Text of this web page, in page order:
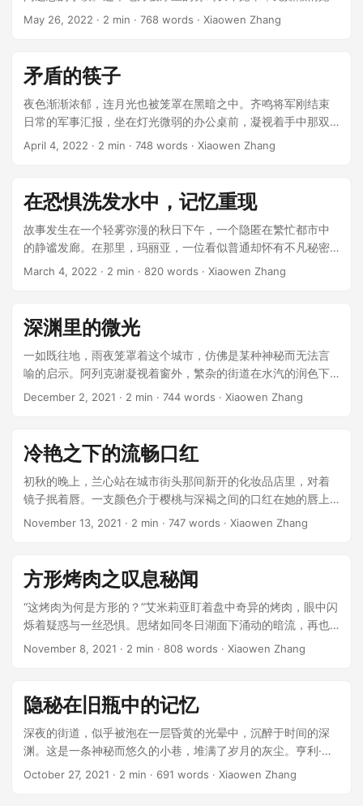
罩的迷雾，所有的人仿佛都在虚无中徘徊，而莱尔也不例外。
May 26, 2022 · 2 min · 768 words · Xiaowen Zhang
矛盾的筷子
夜色渐渐浓郁，连月光也被笼罩在黑暗之中。齐鸣将军刚结束
日常的军事汇报，坐在灯光微弱的办公桌前，凝视着手中那双
粗糙的筷子。这筷子是他在战场上拾到的，表面布满了痕迹和
April 4, 2022 · 2 min · 748 words · Xiaowen Zhang
在恐惧洗发水中，记忆重现
故事发生在一个轻雾弥漫的秋日下午，一个隐匿在繁忙都市中
的静谧发廊。在那里，玛丽亚，一位看似普通却怀有不凡秘密
的年轻女理发师，正专注地为一位名叫亨利的中年客人护理头
March 4, 2022 · 2 min · 820 words · Xiaowen Zhang
深渊里的微光
一如既往地，雨夜笼罩着这个城市，仿佛是某种神秘而无法言
喻的启示。阿列克谢凝视着窗外，繁杂的街道在水汽的润色下
显得模糊不清，就像他的心思。 他对这个世界有着数不清的疑
醒力量。像陀思妥耶夫斯基笔下的那些灵魂，阿列克谢热衷于
剖析自己，试图搞懂存在的意义。 ...
December 2, 2021 · 2 min · 744 words · Xiaowen Zhang
冷艳之下的流畅口红
初秋的晚上，兰心站在城市街头那间新开的化妆品店里，对着
镜子抿着唇。一支颜色介于樱桃与深褐之间的口红在她的唇上
滑过，颜色流畅得令人心醉。背后，一个低沉的声音响起：“那
November 13, 2021 · 2 min · 747 words · Xiaowen Zhang
方形烤肉之叹息秘闻
“这烤肉为何是方形的？”艾米莉亚盯着盘中奇异的烤肉，眼中闪
烁着疑惑与一丝恐惧。思绪如同冬日湖面下涌动的暗流，再也
无法平静。 “方形？”对面的诺亚无所谓地耸耸肩，“厨师也许试
November 8, 2021 · 2 min · 808 words · Xiaowen Zhang
隐秘在旧瓶中的记忆
深夜的街道，似乎被泡在一层昏黄的光晕中，沉醉于时间的深
渊。这是一条神秘而悠久的小巷，堆满了岁月的灰尘。亨利·卡
特是一个外表消瘦，却有着难以言喻敏锐目光的年轻侦探，他
October 27, 2021 · 2 min · 691 words · Xiaowen Zhang